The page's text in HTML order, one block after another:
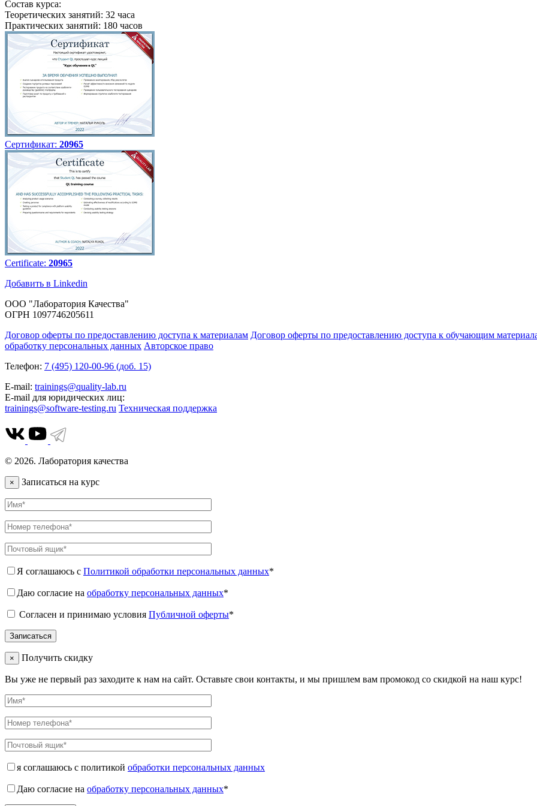
Состав курса:
Теоретических занятий: 32 часа
Практических занятий: 180 часов
Сертификат: 20965
Certificate: 20965
Добавить в Linkedin
ООО "Лаборатория Качества"
ОГРН 1097746205611
Договор оферты по предоставлению доступа к материалам Договор оферты по предоставлению доступа к обучающим
обработку персональных данных Авторское право
Телефон: 7 (495) 120-00-96 (доб. 15)
E-mail: trainings@quality-lab.ru
E-mail для юридических лиц:
trainings@software-testing.ru Техническая поддержка
© 2026. Лаборатория качества
× Записаться на курс
Я соглашаюсь с Политикой обработки персональных данных*
Даю согласие на обработку персональных данных*
Согласен и принимаю условия Публичной оферты*
× Получить скидку
Вы уже не первый раз заходите к нам на сайт. Оставьте свои контакты, и мы пришлем вам промокод со скидкой на наш курс!
я соглашаюсь с политикой обработки персональных данных
Даю согласие на обработку персональных данных*